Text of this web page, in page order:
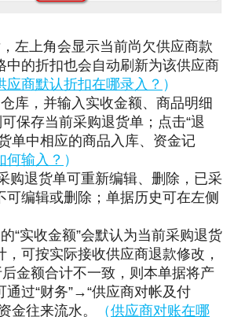
左上角会显示当前尚欠供应商款
中的折扣也会自动刷新为该供应商
应商默认折扣在哪录入？ ）
库，并输入实收金额、商品明细
可保存当前采购退货单；点击“退
单中相应的商品入库、资金记
何输入？ ）
购退货单可重新编辑、删除，已采
可编辑或删除；单据历史可在左侧
“实收金额”会默认为当前采购退货
，可按实际接收供应商退款修改，
后金额合计不一致，则本单据将产
通过“财务”→“供应商对帐及付
金往来流水。
（供应商对账在哪